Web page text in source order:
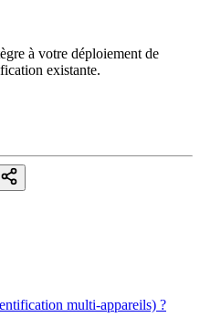
à votre déploiement de
existante.
multi-appareils) ?